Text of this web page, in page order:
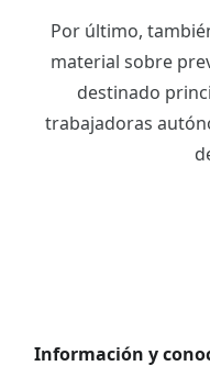
Por último,
material sobre
destinado
trabajadoras
Información y